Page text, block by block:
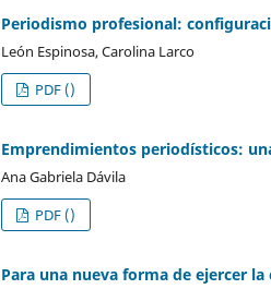
Periodismo profesional:
León Espinosa, Carolina Larco
PDF ()
Emprendimientos periodísticos:
Ana Gabriela Dávila
PDF ()
Para una nueva forma de ejercer